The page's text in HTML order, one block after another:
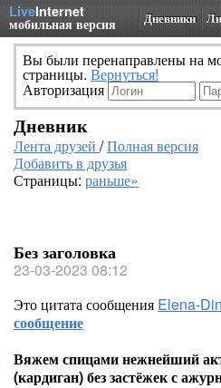
LiveInternet
мобильная версия Дневники
Вы были перенаправлены на
страницы. Вернуться!
Авторизация
Дневник
Лента друзей /Полная версия
Добавить в друзья
Страницы: раньше»
Без заголовка
23-03-2023 08:12
Это цитата сообщения Elena-
сообщение
Вяжем спицами нежнейший
(кардиган) без застёжек с